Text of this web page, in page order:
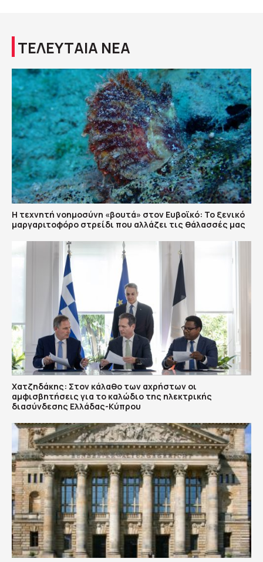
ΤΕΛΕΥΤΑΙΑ ΝΕΑ
Η τεχνητή νοημοσύνη «βουτά» στον Ευβοϊκό: Το ξενικό
μαργαριτοφόρο στρείδι που αλλάζει τις θάλασσές μας
Χατζηδάκης: Στον κάλαθο των αχρήστων οι
αμφισβητήσεις για το καλώδιο της ηλεκτρικής
διασύνδεσης Ελλάδας-Κύπρου